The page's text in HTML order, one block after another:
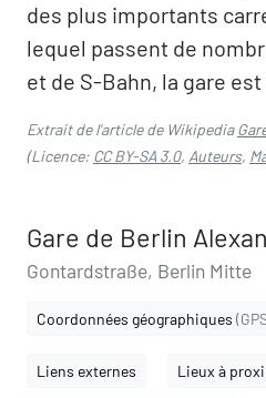
des plus importants
lequel passent de
et de S-Bahn, la gare
Extrait de l'article de Wikipedia
(Licence: CC BY-SA 3.0, Auteurs,
Gare de Berlin
Gontardstraße, Berlin Mitte
Coordonnées géographiques
Liens externes Lieux à